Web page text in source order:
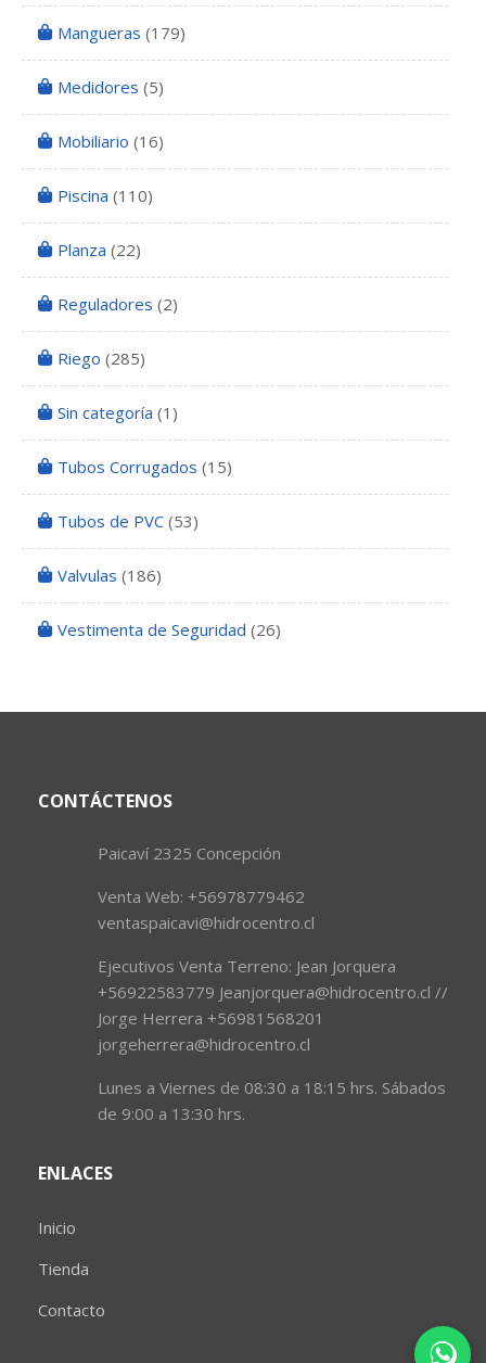
Mangueras (179)
Medidores (5)
Mobiliario (16)
Piscina (110)
Planza (22)
Reguladores (2)
Riego (285)
Sin categoría (1)
Tubos Corrugados (15)
Tubos de PVC (53)
Valvulas (186)
Vestimenta de Seguridad (26)
CONTÁCTENOS
Paicaví 2325 Concepción
Venta Web: +56978779462
ventaspaicavi@hidrocentro.cl
Ejecutivos Venta Terreno: Jean Jorquera
+56922583779 Jeanjorquera@hidrocentro.cl //
Jorge Herrera +56981568201
jorgeherrera@hidrocentro.cl
Lunes a Viernes de 08:30 a 18:15 hrs. Sábados
de 9:00 a 13:30 hrs.
ENLACES
Inicio
Tienda
Contacto